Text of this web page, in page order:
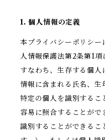
1. 個人情報の定義
本プライバシーポリシー
人情報保護法第2条第1項
すなわち、生存する個
情報に含まれる氏名、生
特定の個人を識別するこ
容易に照合することがで
識別することができるこ